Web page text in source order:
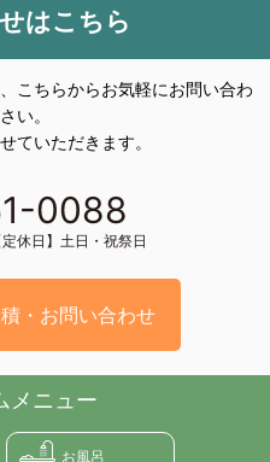
はこちら
こちらからお気軽にお問い合わ
い。
ていただきます。
0088
休日】土日・祝祭日
・お問い合わせ
メニュー
お風呂